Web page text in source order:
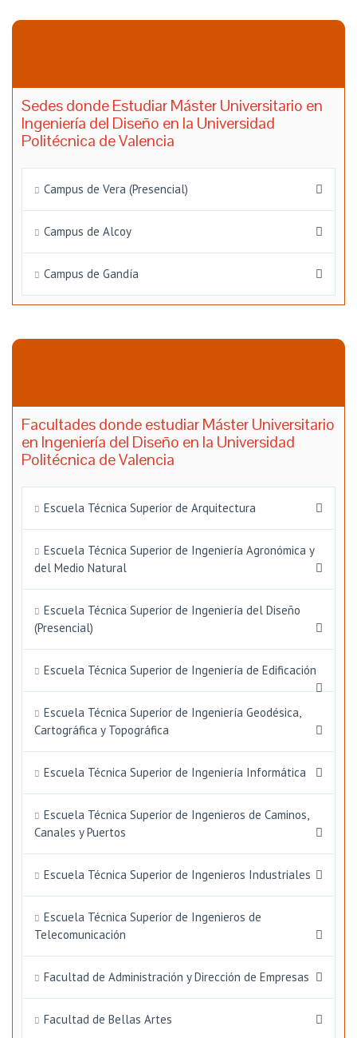
Sedes donde Estudiar Máster Universitario en
Ingeniería del Diseño en la Universidad
Politécnica de Valencia
Campus de Vera (Presencial)
Campus de Alcoy
Campus de Gandía
Facultades donde estudiar Máster Universitario
en Ingeniería del Diseño en la Universidad
Politécnica de Valencia
Escuela Técnica Superior de Arquitectura
Escuela Técnica Superior de Ingeniería Agronómica y
del Medio Natural
Escuela Técnica Superior de Ingeniería del Diseño
(Presencial)
Escuela Técnica Superior de Ingeniería de Edificación
Escuela Técnica Superior de Ingeniería Geodésica,
Cartográfica y Topográfica
Escuela Técnica Superior de Ingeniería Informática
Escuela Técnica Superior de Ingenieros de Caminos,
Canales y Puertos
Escuela Técnica Superior de Ingenieros Industriales
Escuela Técnica Superior de Ingenieros de
Telecomunicación
Facultad de Administración y Dirección de Empresas
Facultad de Bellas Artes